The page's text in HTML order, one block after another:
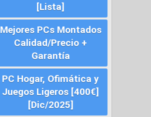
[Lista]
Mejores PCs Montados
Calidad/Precio +
Garantía
PC Hogar, Ofimática y
Juegos Ligeros [400€]
[Dic/2025]